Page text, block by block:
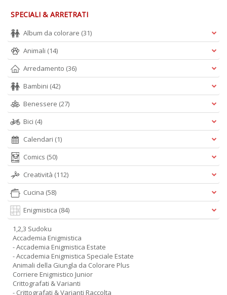
SPECIALI & ARRETRATI
Album da colorare (31)
Animali (14)
Arredamento (36)
Bambini (42)
Benessere (27)
Bici (4)
Calendari (1)
Comics (50)
Creatività (112)
Cucina (58)
Enigmistica (84)
1,2,3 Sudoku
Accademia Enigmistica
- Accademia Enigmistica Estate
- Accademia Enigmistica Speciale Estate
Animali della Giungla da Colorare Plus
Corriere Enigmistico Junior
Crittografati & Varianti
- Crittografati & Varianti Raccolta